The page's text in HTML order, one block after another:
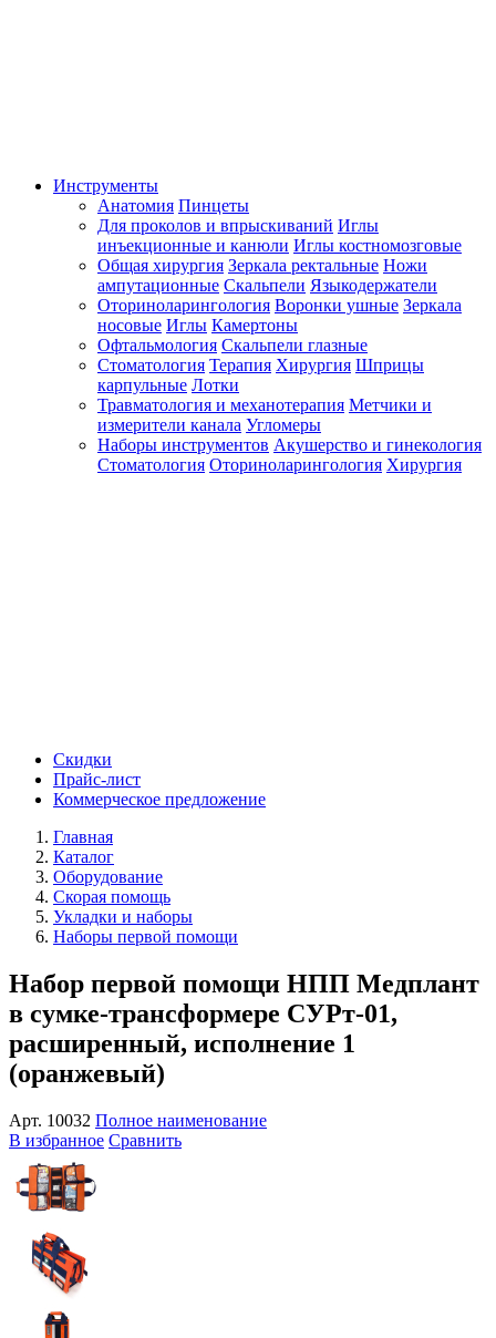
Инструменты
Анатомия Пинцеты
Для проколов и впрыскиваний Иглы
инъекционные и канюли Иглы костномозговые
Общая хирургия Зеркала ректальные Ножи
ампутационные Скальпели Языкодержатели
Оториноларингология Воронки ушные Зеркала
носовые Иглы Камертоны
Офтальмология Скальпели глазные
Стоматология Терапия Хирургия Шприцы
карпульные Лотки
Травматология и механотерапия Метчики и
измерители канала Угломеры
Наборы инструментов Акушерство и гинекология
Стоматология Оториноларингология Хирургия
Скидки
Прайс-лист
Коммерческое предложение
Главная
Каталог
Оборудование
Скорая помощь
Укладки и наборы
Наборы первой помощи
Набор первой помощи НПП Медплант
в сумке-трансформере СУРт-01,
расширенный, исполнение 1
(оранжевый)
Арт. 10032 Полное наименование
В избранное Сравнить